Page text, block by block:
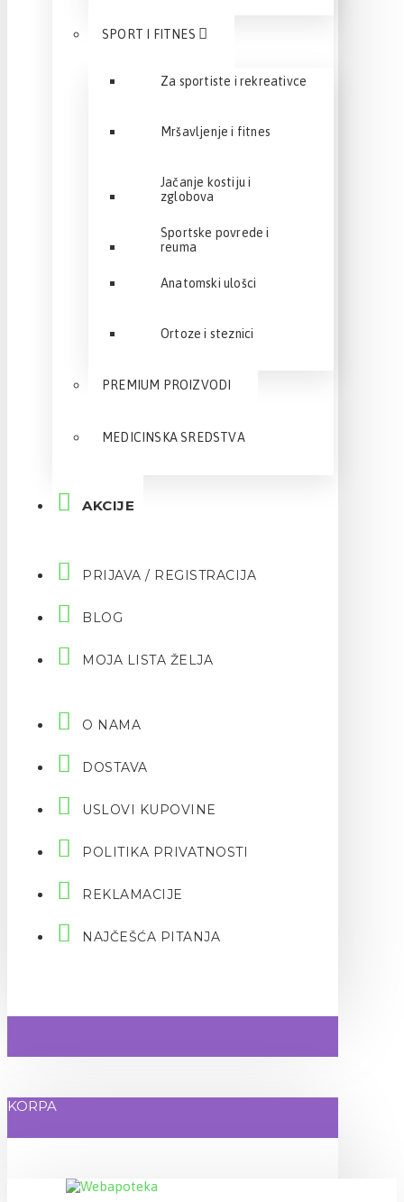
SPORT I FITNES
Za sportiste i rekreativce
Mršavljenje i fitnes
Jačanje kostiju i
zglobova
Sportske povrede i
reuma
Anatomski ulošci
Ortoze i steznici
PREMIUM PROIZVODI
MEDICINSKA SREDSTVA
AKCIJE
PRIJAVA / REGISTRACIJA
BLOG
MOJA LISTA ŽELJA
O NAMA
DOSTAVA
USLOVI KUPOVINE
POLITIKA PRIVATNOSTI
REKLAMACIJE
NAJČEŠĆA PITANJA
KORPA